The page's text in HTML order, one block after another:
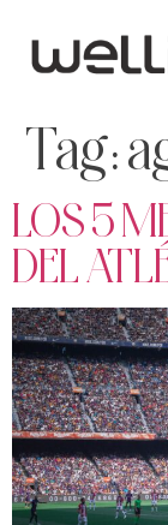
Tag:
LOS 5
DEL